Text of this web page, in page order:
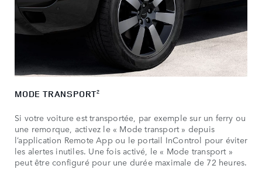
MODE TRANSPORT2
Si votre voiture est transportée, par exemple sur un ferry ou
une remorque, activez le « Mode transport » depuis
l’application Remote App ou le portail InControl pour éviter
les alertes inutiles. Une fois activé, le « Mode transport »
peut être configuré pour une durée maximale de 72 heures.